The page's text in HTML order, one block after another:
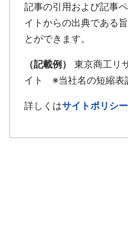
記事の引用および記事
イトからの出典である
とができます。
（記載例）
東京商工リ
イト ※当社名の短縮表
詳しくはサイトポリシー